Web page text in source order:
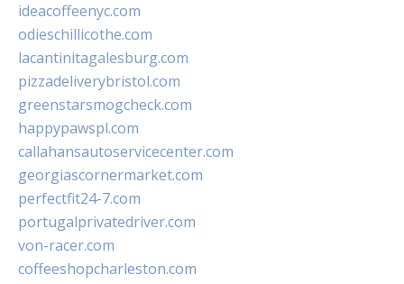
ideacoffeenyc.com
odieschillicothe.com
lacantinitagalesburg.com
pizzadeliverybristol.com
greenstarsmogcheck.com
happypawspl.com
callahansautoservicecenter.com
georgiascornermarket.com
perfectfit24-7.com
portugalprivatedriver.com
von-racer.com
coffeeshopcharleston.com